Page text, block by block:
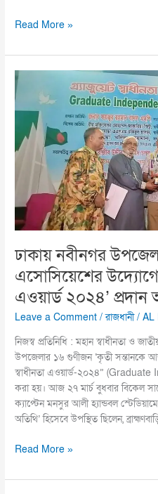
Read More »
ঢাকায় নবীনগর
এসোসিয়েশের
এওয়ার্ড ২০২৪’ প্রদান
Leave a Comment /রাজধানী/AL
নিজস্ব প্রতিনিধি : মহান স্বাধীনতা ও
উপজেলার ১৬ গুণীজন ‘কৃতী সন্তানকে
স্বাধীনতা এওয়ার্ড-২০২৪”
করা হয়। আজ ২৭ মার্চ বুধবার বিকেল
ক্যাপ্টেন মনসুর আলী হ্যান্ডবল
অতিথি’ হিসেবে উপস্থিত ছিলেন,
ঢাকায়
নবীনগর
উপজেলা
গ্র্যাজুয়েট
এসোসিয়েশের
উদ্যোগে’গ্র্যাজুয়েট
স্বাধীনতা
এওয়ার্ড
২০২৪’
প্রদান
অনুষ্ঠিত
Read More »